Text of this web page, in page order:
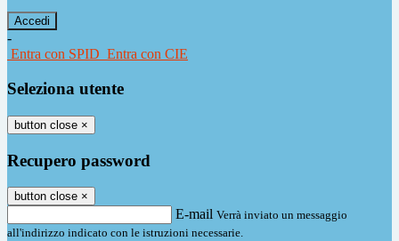
-
Entra con SPID Entra con CIE
Seleziona utente
button close ×
Recupero password
button close ×
E-mail Verrà inviato un messaggio
all'indirizzo indicato con le istruzioni necessarie.